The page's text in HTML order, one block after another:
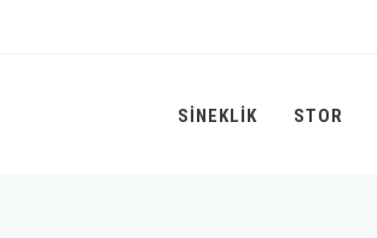
SINEKLIK STOR